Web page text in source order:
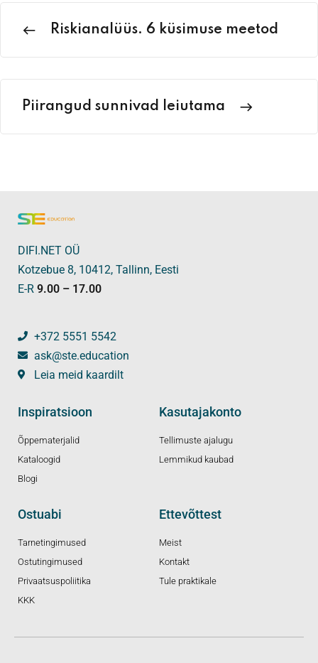
Riskianalüüs. 6 küsimuse meetod
Piirangud sunnivad leiutama
DIFI.NET OÜ
Kotzebue 8, 10412, Tallinn, Eesti
E-R 9.00 – 17.00
+372 5551 5542
ask@ste.education
Leia meid kaardilt
Inspiratsioon
Õppematerjalid
Kataloogid
Blogi
Kasutajakonto
Tellimuste ajalugu
Lemmikud kaubad
Ostuabi
Tarnetingimused
Ostutingimused
Privaatsuspoliitika
KKK
Ettevõttest
Meist
Kontakt
Tule praktikale